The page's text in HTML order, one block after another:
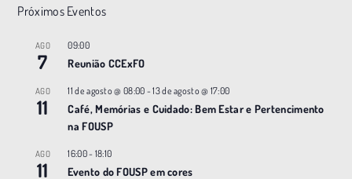
Próximos Eventos
AGO
7
09:00
Reunião CCExFO
AGO
11
11 de agosto @ 08:00 -13 de agosto @ 17:00
Café, Memórias e Cuidado: Bem Estar e Pertencimento
na FOUSP
AGO
11
16:00- 18:10
Evento do FOUSP em cores